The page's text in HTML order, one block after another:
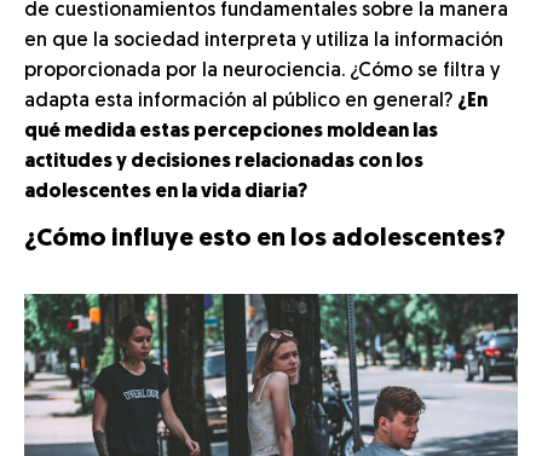
de cuestionamientos fundamentales sobre la manera
en que la sociedad interpreta y utiliza la información
proporcionada por la neurociencia. ¿Cómo se filtra y
adapta esta información al público en general? ¿En
qué medida estas percepciones moldean las
actitudes y decisiones relacionadas con los
adolescentes en la vida diaria?
¿Cómo influye esto en los adolescentes?